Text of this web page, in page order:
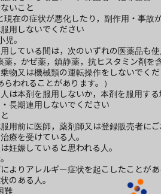
いこと
現在の症状が悪化したり，副作用・事故
用しないでください
児。
している間は，次のいずれの医薬品も
薬，かぜ薬，鎮静薬，抗ヒスタミン剤を
物又は機械類の運転操作をしないでく
らわれることがあります。）
は本剤を服用しないか，本剤を服用す
長期連用しないでください
用前に医師，薬剤師又は登録販売者に
療を受けている人。
妊娠していると思われる人。
によりアレルギー症状を起こしたことがあ
のある人。
難